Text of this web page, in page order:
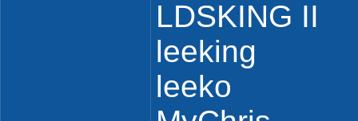
LDSKING II
leeking
leeko